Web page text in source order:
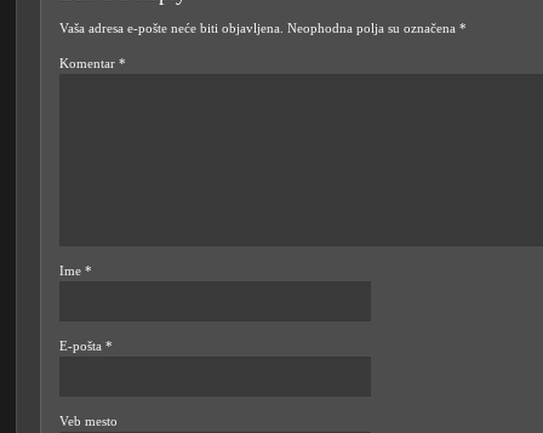
Vaša adresa e-pošte neće biti objavljena. Neophodna polja su označena *
Komentar *
Ime *
E-pošta *
Veb mesto